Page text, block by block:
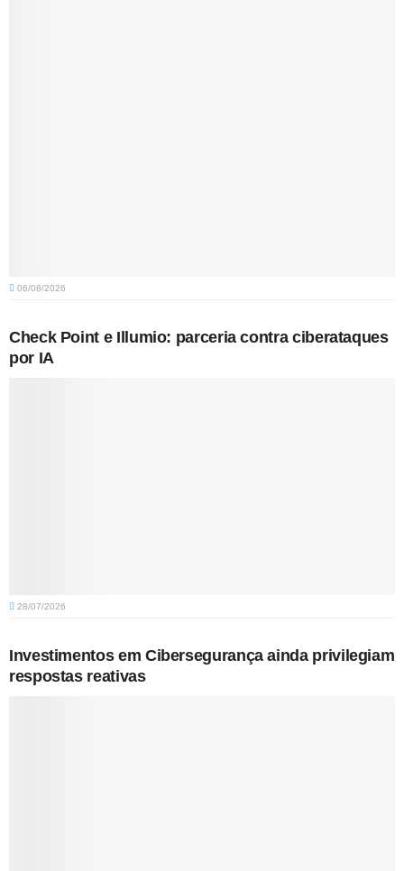
06/08/2026
Check Point e Illumio: parceria contra ciberataques
por IA
28/07/2026
Investimentos em Cibersegurança ainda privilegiam
respostas reativas